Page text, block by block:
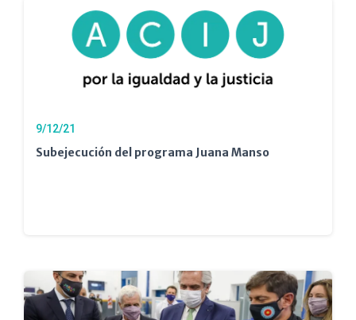
9/12/21
Subejecución del programa Juana Manso